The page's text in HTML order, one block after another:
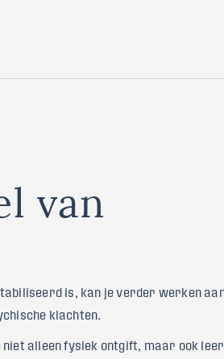
l van
is, kan je verder werken
klachten.
niet alleen fysiek ontgift, maar ook